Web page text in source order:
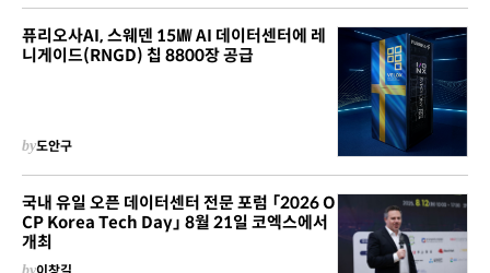
퓨리오사AI, 스웨덴 15㎿ AI 데이터센터에 레
니게이드(RNGD) 칩 8800장 공급
by도안구
국내 유일 오픈 데이터센터 전문 포럼 「2026 O
CP Korea Tech Day」 8월 21일 코엑스에서
개최